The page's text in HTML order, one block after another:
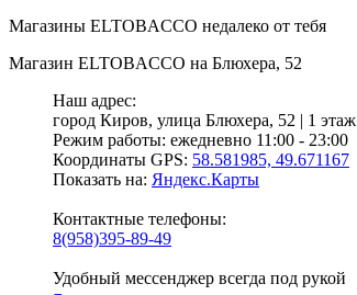
Магазины ELTOBACCO недалеко от тебя
Магазин ELTOBACCO на Блюхера, 52
Наш адрес:
город Киров, улица Блюхера, 52 | 1 этаж
Режим работы: ежедневно 11:00 - 23:00
Координаты GPS: 58.581985, 49.671167
Показать на: Яндекс.Карты
Контактные телефоны:
8(958)395-89-49
Удобный мессенджер всегда под рукой